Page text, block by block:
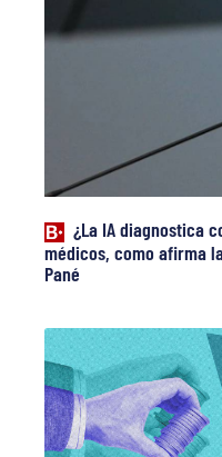
¿La IA diagnostica
médicos, como afirma
Pané